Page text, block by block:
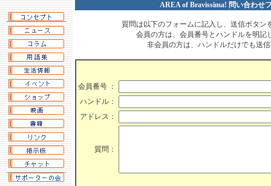
AREA of Bravissima! 問い合わせ
質問は以下のフォームに記入し、送信ボタン
会員の方は、会員番号とハンドルを明記
非会員の方は、ハンドルだけでも送
会員番号 ：
ハンドル：
アドレス：
質問：